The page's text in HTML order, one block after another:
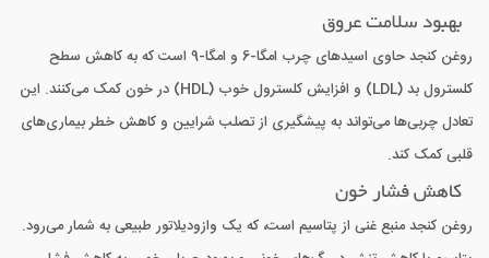
بهبود سلامت عروق
روغن کنجد حاوی اسیدهای چرب امگا-6 و امگا-9 است که به کاهش سطح
کلسترول بد (LDL) و افزایش کلسترول خوب (HDL) در خون کمک می‌کنند. این
تعادل چربی‌ها می‌تواند به پیشگیری از تصلب شرایین و کاهش خطر بیماری‌های
قلبی کمک کند.
کاهش فشار خون
روغن کنجد منبع غنی از پتاسیم است، که یک وازودیلاتور طبیعی به شمار می‌رود.